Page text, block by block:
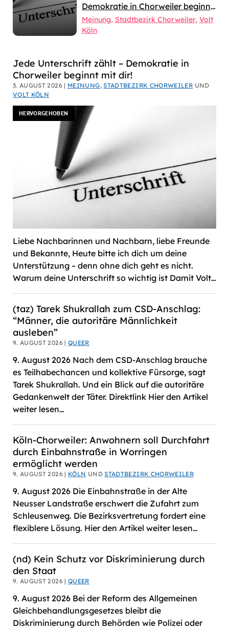
Demokratie in Chorweiler beginnt
mit dir!
Meinung Stadtbezirk Chorweiler Volt
Köln
Dirk
Bachhausen
HERVORGEHOBEN
Jede Unterschrift zählt – Demokratie in
Chorweiler beginnt mit dir!
3. AUGUST 2026 | MEINUNG,STADTBEZIRK CHORWEILER UND
VOLT KÖLN
Liebe Nachbarinnen und Nachbarn, liebe Freunde
und Bekannte, Heute bitte ich dich um deine
Unterstützung – denn ohne dich geht es nicht.
Warum deine Unterschrift so wichtig ist Damit Volt…
(taz) Tarek Shukrallah zum CSD-Anschlag:
“Männer, die autoritäre Männlichkeit
ausleben”
9. AUGUST 2026 |QUEER
9. August 2026 Nach dem CSD-Anschlag brauche
es Teilhabechancen und kollektive Fürsorge, sagt
Tarek Shukrallah. Und ein Blick auf die autoritäre
Gedankenwelt der Täter. Direktlink Hier den Artikel
weiter lesen…
Köln-Chorweiler: Anwohnern soll Durchfahrt
durch Einbahnstraße in Worringen
ermöglicht werden
9. AUGUST 2026 | KÖLN UNDSTADTBEZIRK CHORWEILER
9. August 2026 Die Einbahnstraße in der Alte
Neusser Landstraße erschwert die Zufahrt zum
Schleusenweg. Die Bezirksvertretung fordert eine
flexiblere Lösung. Hier den Artikel weiter lesen…
(nd) Kein Schutz vor Diskriminierung durch
den Staat
9. AUGUST 2026 |QUEER
9. August 2026 Bei der Reform des Allgemeinen
Gleichbehandlungsgesetzes bleibt die
Diskriminierung durch Behörden wie Polizei oder